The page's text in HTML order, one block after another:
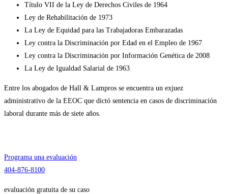
Título VII de la Ley de Derechos Civiles de 1964
Ley de Rehabilitación de 1973
La Ley de Equidad para las Trabajadoras Embarazadas
Ley contra la Discriminación por Edad en el Empleo de 1967
Ley contra la Discriminación por Información Genética de 2008
La Ley de Igualdad Salarial de 1963
Entre los abogados de Hall & Lampros se encuentra un exjuez
administrativo de la EEOC que dictó sentencia en casos de discriminación
laboral durante más de siete años.
Programa una evaluación
404-876-8100
evaluación gratuita de su caso